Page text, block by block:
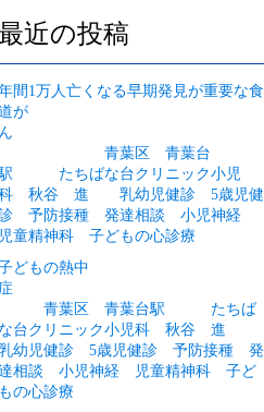
近の投稿
間1万人亡くなる早期発見が重要な食
が
ん
青葉区 青葉台
たちばな台クリニック小児
秋谷 進 乳幼児健診 5歳児健
予防接種 発達相談 小児神経
児童精神科 子どもの心診療
どもの熱中
青葉区 青葉台駅 たちば
な台クリニック小児科 秋谷 進
幼児健診 5歳児健診 予防接種 発
相談 小児神経 児童精神科 子ど
もの心診療